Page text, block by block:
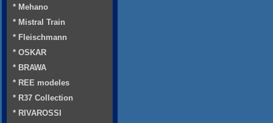
* Mehano
* Mistral Train
* Fleischmann
* OSKAR
* BRAWA
* REE modeles
* R37 Collection
* RIVAROSSI